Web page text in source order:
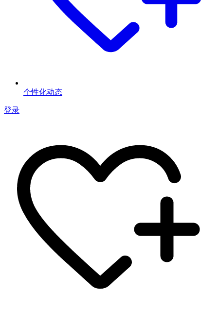
个性化动态
登录